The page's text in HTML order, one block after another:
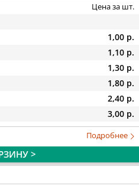
Цена за шт.
1,00 р.
1,10 р.
1,30 р.
1,80 р.
2,40 р.
3,00 р.
Подробнее
>